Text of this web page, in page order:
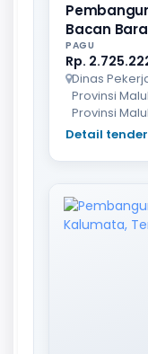
Bacan
PAGU
Rp.
Dinas
Provinsi
Provinsi
Detail tender